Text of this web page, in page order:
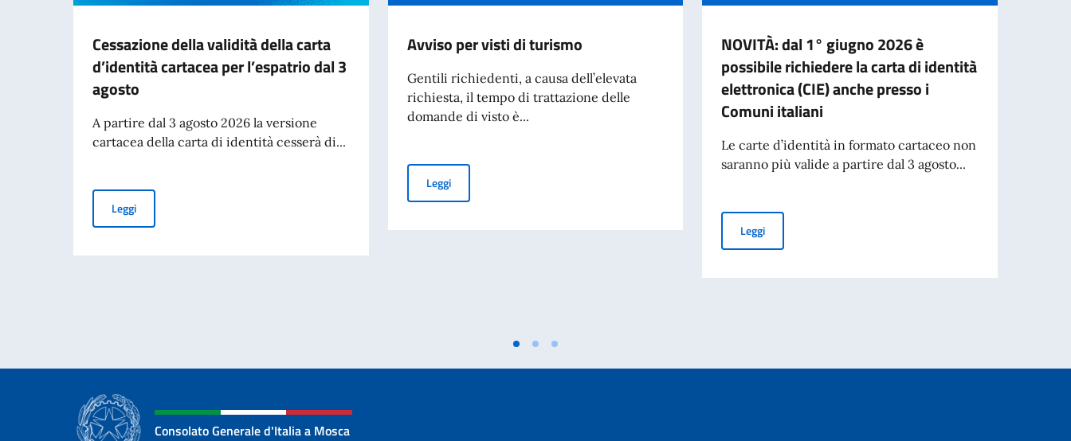
Cessazione della validità della carta
d’identità cartacea per l’espatrio dal 3
agosto
A partire dal 3 agosto 2026 la versione
cartacea della carta di identità cesserà di...
LeggiCessazione della validità della carta d’identità cartacea per l’espatrio dal 3 agosto
Avviso per visti di turismo
Gentili richiedenti, a causa dell’elevata
richiesta, il tempo di trattazione delle
domande di visto è...
LeggiAvviso per visti di turismo
NOVITÀ: dal 1° giugno 2026 è
possibile richiedere la carta di identità
elettronica (CIE) anche presso i
Comuni italiani
Le carte d’identità in formato cartaceo non
saranno più valide a partire dal 3 agosto...
LeggiNOVITÀ: dal 1° giugno 2026 è possibile richiedere la carta di
Consolato Generale d'Italia a Mosca